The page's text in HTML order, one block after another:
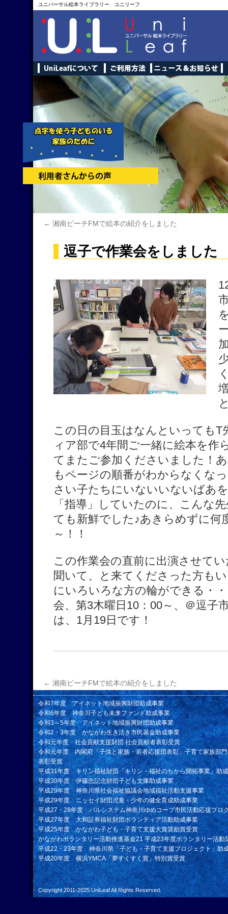
ユニバーサル絵本ライブラリー ユニリーフ
← 湘南ビーチFMで絵本の紹介をしました
逗子で作業会をしました
この日の目玉はなんといってもT
ィア部で4年間ご一緒に絵本を作
てまたご参加くださいました！
もページの順番がわからなくな
さい子たちにいないいないばあ
「指導」していたのに、こんな
ても新鮮でした♪あきらめずに何
～！！
この作業会の直前に出演させて
聞いて、と来てくださった方も
にいろいろな方の輪ができる・
会、第3木曜日10：00～、＠逗子
は、1月19日です！
← 湘南ビーチFMで絵本の紹介をしました
令和7年度 アイネット地域振興財団助成事業
令和6年度 神奈川子ども未来ファンド助成事業
令和3～5年度 アイネット地域振興財団助成事業
令和2・3年度 かながわ生き活き市民基金助成事業
令和元年度 社会貢献支援財団 社会貢献者表彰受賞
令和元年度 内閣府「子供と家族・若者応援団表彰」子育て家族部
表彰受賞
平成31年度 キリン福祉財団「キリン・福祉のちから開拓事業」助
平成30年度 伊藤忠記念財団子ども文庫助成事業
平成29年度 神奈川県社会福祉協議会地域福祉活動支援事業
平成29年度 ニッセイ財団児童・少年の健全育成助成事業
平成27・28年度 パルシステム神奈川ゆめコープ市民活動応援プロ
平成27年度 大和証券福祉財団ボランティア活動助成事業
平成25年度 かながわ子ども・子育て支援大賞奨励賞受賞
かながわボランタリー活動推進基金21 平成23年度ボランタリー活動
平成22・23年度 神奈川県「子ども・子育て支援プロジェクト」助
平成20年度 横浜YMCA「夢すくすく賞」特別賞受賞
Copyright 2011-2025 UniLeafAll Rights Reserved.